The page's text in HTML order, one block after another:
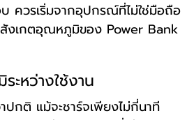
ควรเริ่มจากอุปกรณ์ที่ไม่ใช่มือถือ
งเกตอุณหภูมิของ Power Bank
ะหว่างใช้งาน
ปกติ แม้จะชาร์จเพียงไม่กี่นาที